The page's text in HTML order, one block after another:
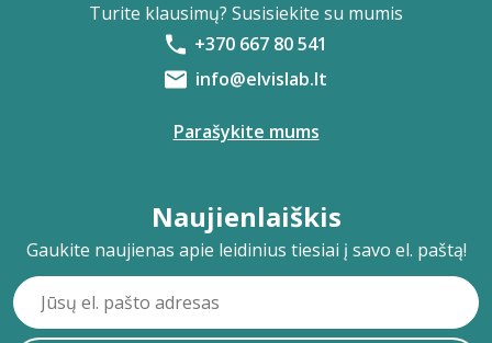
Turite klausimų? Susisiekite su mumis
+370 667 80 541
info@elvislab.lt
Parašykite mums
Naujienlaiškis
Gaukite naujienas apie leidinius tiesiai į savo el. paštą!